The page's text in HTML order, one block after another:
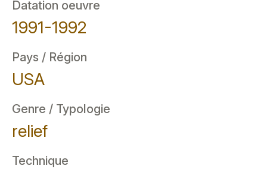
Datation oeuvre
1991-1992
Pays / Région
USA
Genre / Typologie
relief
Technique